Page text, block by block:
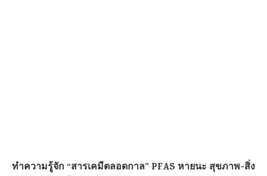
ทำความรู้จัก “สารเคมีตลอดกาล” PFAS หายนะ สุขภาพ-สิ่ง